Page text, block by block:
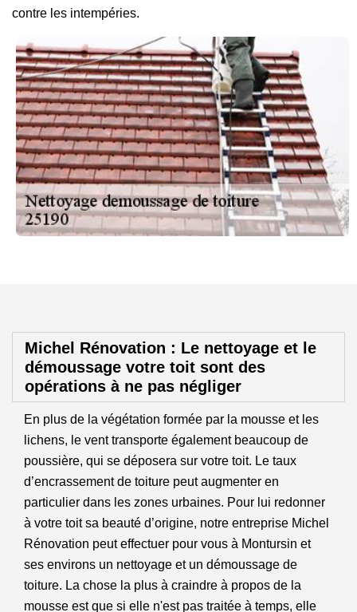
contre les intempéries.
Michel Rénovation : Le nettoyage et le
démoussage votre toit sont des
opérations à ne pas négliger
En plus de la végétation formée par la mousse et les
lichens, le vent transporte également beaucoup de
poussière, qui se déposera sur votre toit. Le taux
d’encrassement de toiture peut augmenter en
particulier dans les zones urbaines. Pour lui redonner
à votre toit sa beauté d’origine, notre entreprise Michel
Rénovation peut effectuer pour vous à Montursin et
ses environs un nettoyage et un démoussage de
toiture. La chose la plus à craindre à propos de la
mousse est que si elle n'est pas traitée à temps, elle